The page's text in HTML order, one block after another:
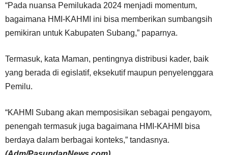
“Pada nuansa Pemilukada 2024 menjadi momentum,
bagaimana HMI-KAHMI ini bisa memberikan sumbangsih
pemikiran untuk Kabupaten Subang,” paparnya.
Termasuk, kata Maman, pentingnya distribusi kader, baik
yang berada di egislatif, eksekutif maupun penyelenggara
Pemilu.
“KAHMI Subang akan memposisikan sebagai pengayom,
penengah termasuk juga bagaimana HMI-KAHMI bisa
berdaya dalam berbagai konteks,” tandasnya.